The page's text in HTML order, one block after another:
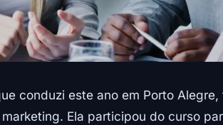
conduzi este ano em Porto
Ela participou do curso